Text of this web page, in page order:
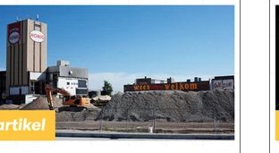
woongroepen deels de stad Nijmegen
die we nu kennen, door de leefbaarheid
en levendigheid van wijken en het
cultuuraanbod te vergroten. Op dit
moment moeten veel groepen